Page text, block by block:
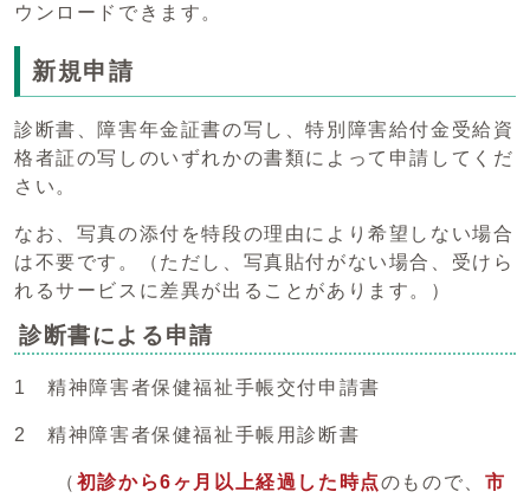
ウンロードできます。
新規申請
診断書、障害年金証書の写し、特別障害給付金受給資
格者証の写しのいずれかの書類によって申請してくだ
さい。
なお、写真の添付を特段の理由により希望しない場合
は不要です。（ただし、写真貼付がない場合、受けら
れるサービスに差異が出ることがあります。）
診断書による申請
1 精神障害者保健福祉手帳交付申請書
2 精神障害者保健福祉手帳用診断書
（ 初診から6ヶ月以上経過した時点のもので、 市